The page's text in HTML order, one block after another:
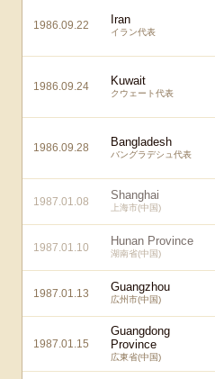
1986.09.22 Iran
イラン代表
1986.09.24 Kuwait
クウェート代表
1986.09.28 Bangladesh
バングラデシュ代表
1987.01.08 Shanghai
上海市(中国)
1987.01.10 Hunan Province
湖南省(中国)
1987.01.13 Guangzhou
広州市(中国)
1987.01.15
Guangdong
Province
広東省(中国)